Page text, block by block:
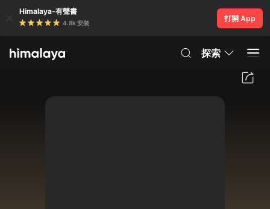
Himalaya-有聲書
4.8k 安裝
打開 App
探索